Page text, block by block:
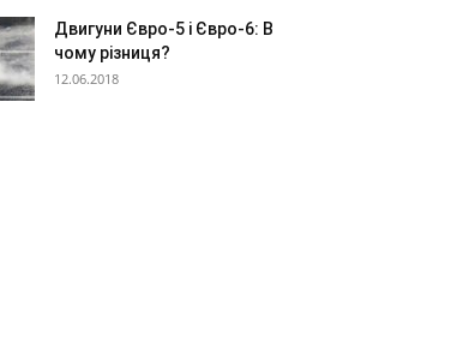
Двигуни Євро-5 і Євро-6: В
чому різниця?
12.06.2018